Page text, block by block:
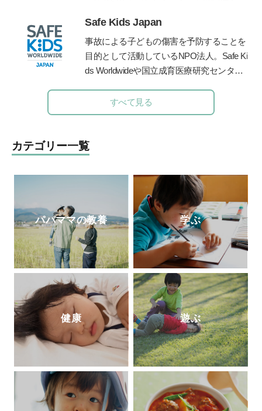
ｒｋ”主宰。2021年1月に初著書「モンテッ
ソーリ教育が教えてくれた『信じる』子育
て」(すばる舎)、2022年3月に「モンテッ
ソーリ流 声かけ変換ワークブック」(宝島
で「勉強のやり方」を教える塾プラスティ
ーを起業。創業以来、公教育支援を続けて
おり、青森県三戸町教育委員会の学習アド
バイザー等を務めてきた。
朝日小学生新聞で執筆・連載中。
オで「清水章弘の合格への道」を毎週金曜
夕方 5時から放送中（エリア外でも「radiko
」の有料サービスで聴取できます）。
Safe Kids Japan
事故による子どもの傷害を予防することを
目的として活動しているNPO法人。Safe Ki
ds Worldwideや国立成育医療研究センタ
子どもの傷害予防に関する様々な活動を行
う。https://safekidsjapan.org/
すべて見る
カテゴリー一覧
パパママの教養 学ぶ
健康 遊ぶ